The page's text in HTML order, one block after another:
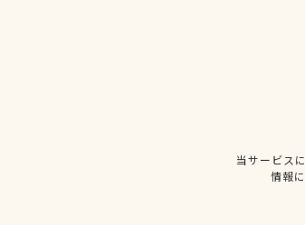
当サービス
情報